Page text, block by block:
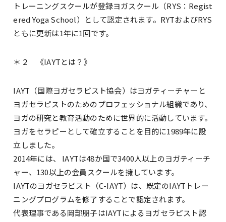
トレーニングスクールが登録ヨガスクール（RYS：Regist
ered Yoga School）として認定されます。RYTおよびRYS
ともに更新は1年に1回です。
＊２ 《IAYTとは？》
IAYT（国際ヨガセラピスト協会）はヨガティーチャーと
ヨガセラピストのためのプロフェッショナル組織であり、
ヨガの研究と教育活動のために世界的に活動しています。
ヨガをセラピーとして確立することを目的に1989年に設
立しました。
2014年には、 IAYTは48か国で3400人以上のヨガティーチ
ャー、130以上の会員スクールを擁しています。
IAYTのヨガセラピスト（C-IAYT）は、既定のIAYTトレー
ニングプログラムを修了することで認定されます。
代表理事である岡部朋子はIAYTによるヨガセラピスト認